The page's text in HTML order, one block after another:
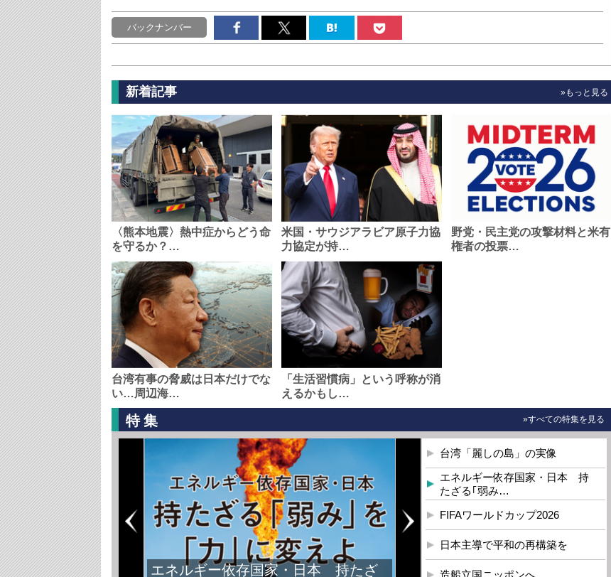
バックナンバー
新着記事 »もっと見る
〈熊本地震〉熱中症からどう命
を守るか？…
米国・サウジアラビア原子力協
力協定が持…
野党・民主党の攻撃材料と米有
権者の投票…
台湾有事の脅威は日本だけでな
い…周辺海…
「生活習慣病」という呼称が消
えるかもし…
特集 »すべての特集を見る
エネルギー依存国家・日本 持たざ
台湾「麗しの島」の実像
エネルギー依存国家・日本 持
たざる｢弱み…
FIFAワールドカップ2026
日本主導で平和の再構築を
造船立国ニッポンへ